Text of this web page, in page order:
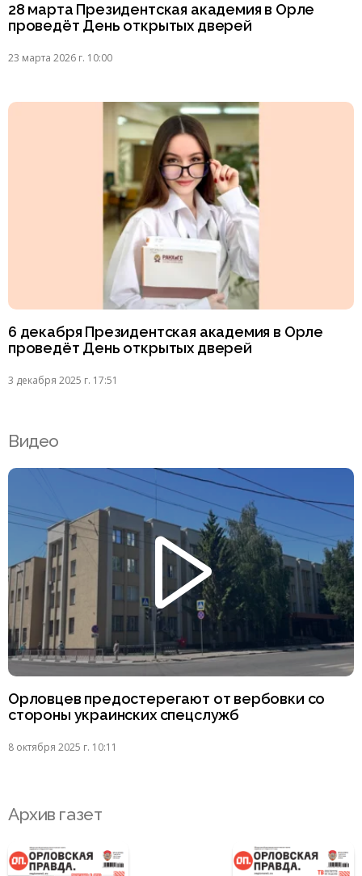
28 марта Президентская академия в Орле
проведёт День открытых дверей
23 марта 2026 г. 10:00
6 декабря Президентская академия в Орле
проведёт День открытых дверей
3 декабря 2025 г. 17:51
Видео
Орловцев предостерегают от вербовки со
стороны украинских спецслужб
8 октября 2025 г. 10:11
Архив газет